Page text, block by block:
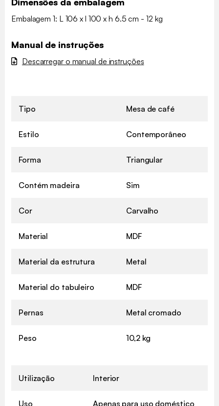
Embalagem 1: L 106 x l 100 x h 6.5 cm - 12 kg
Manual de instruções
Descarregar o manual de instruções
Tipo Mesa de café
Estilo Contemporâneo
Forma Triangular
Contém madeira Sim
Cor Carvalho
Material MDF
Material da estrutura Metal
Material do tabuleiro MDF
Pernas Metal cromado
Peso 10,2 kg
Utilização Interior
Uso Apenas para uso doméstico